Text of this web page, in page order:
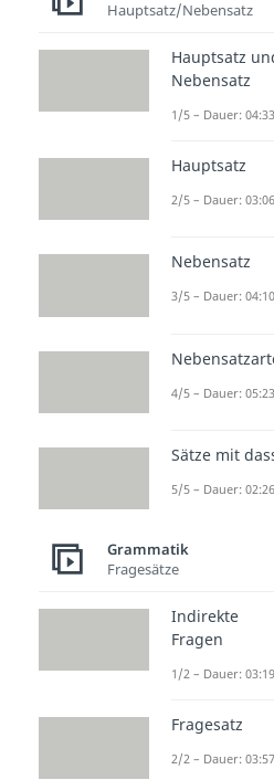
einem
Beispiele
„obwohl“
Was ist
verbinden
Satzteil
Satzteil.
„sodass“
verbinden
„aber“ und
Hauptsatz/Nebensatz
Hauptsatz
Nebensatz
1/5 – Dauer: 04:33
Hauptsatz
2/5 – Dauer: 03:06
Nebensatz
3/5 – Dauer: 04:10
4/5 – Dauer: 05:23
Sätze mit
5/5 – Dauer: 02:26
Grammatik
Fragesätze
Indirekte
Fragen
1/2 – Dauer: 03:19
Fragesatz
2/2 – Dauer: 03:57